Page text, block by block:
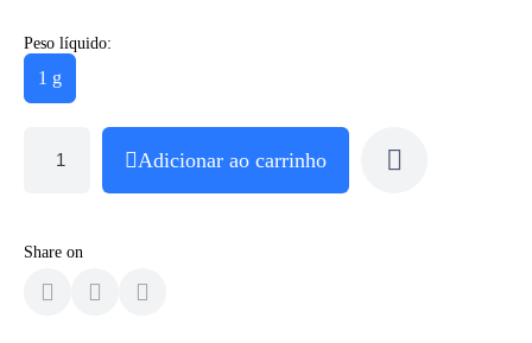
Peso líquido:
1 g
Adicionar ao carrinho
Share on